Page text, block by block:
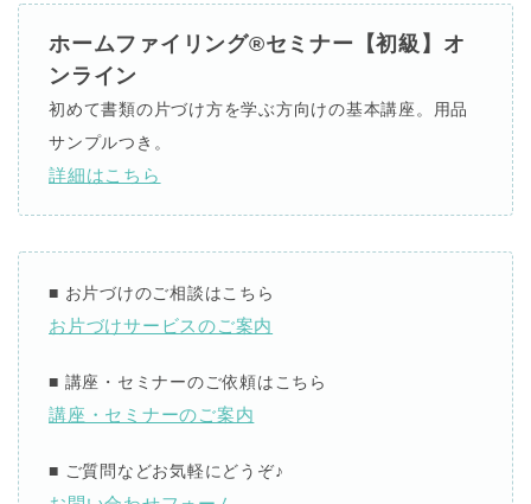
ホームファイリング®セミナー【初級】オ
ンライン
初めて書類の片づけ方を学ぶ方向けの基本講座。用品
サンプルつき。
詳細はこちら
■ お片づけのご相談はこちら
お片づけサービスのご案内
■ 講座・セミナーのご依頼はこちら
講座・セミナーのご案内
■ ご質問などお気軽にどうぞ♪